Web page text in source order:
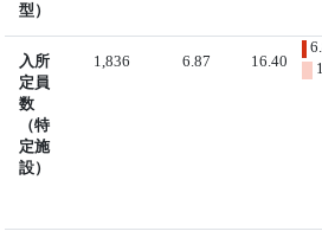
型）
入所
定員
数
（特
定施
設）
1,836 6.87 16.40